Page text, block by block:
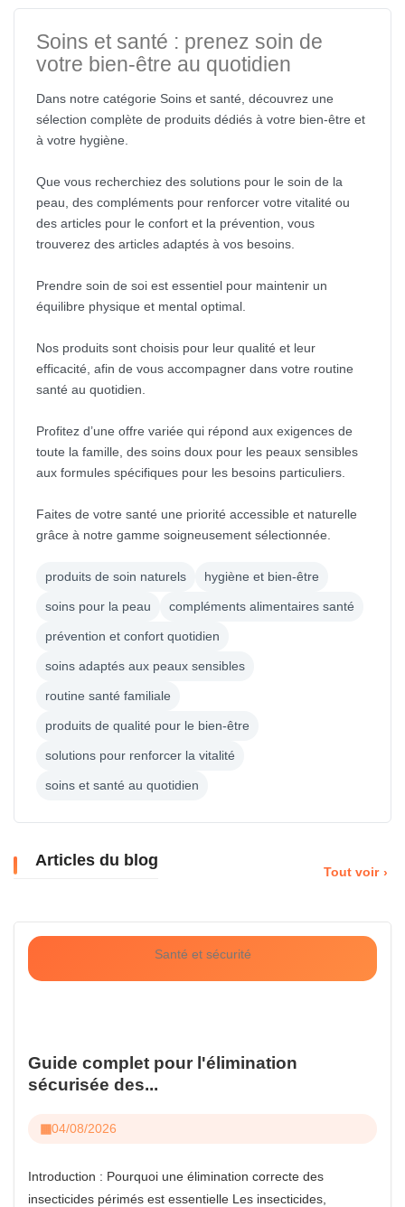
Soins et santé : prenez soin de
votre bien-être au quotidien
Dans notre catégorie Soins et santé, découvrez une
sélection complète de produits dédiés à votre bien-être et
à votre hygiène.
Que vous recherchiez des solutions pour le soin de la
peau, des compléments pour renforcer votre vitalité ou
des articles pour le confort et la prévention, vous
trouverez des articles adaptés à vos besoins.
Prendre soin de soi est essentiel pour maintenir un
équilibre physique et mental optimal.
Nos produits sont choisis pour leur qualité et leur
efficacité, afin de vous accompagner dans votre routine
santé au quotidien.
Profitez d’une offre variée qui répond aux exigences de
toute la famille, des soins doux pour les peaux sensibles
aux formules spécifiques pour les besoins particuliers.
Faites de votre santé une priorité accessible et naturelle
grâce à notre gamme soigneusement sélectionnée.
produits de soin naturels hygiène et bien-être
soins pour la peau compléments alimentaires santé
prévention et confort quotidien
soins adaptés aux peaux sensibles
routine santé familiale
produits de qualité pour le bien-être
solutions pour renforcer la vitalité
soins et santé au quotidien
Articles du blog
Tout voir
Santé et sécurité
Guide complet pour l'élimination
sécurisée des...
04/08/2026
Introduction : Pourquoi une élimination correcte des
insecticides périmés est essentielle Les insecticides,